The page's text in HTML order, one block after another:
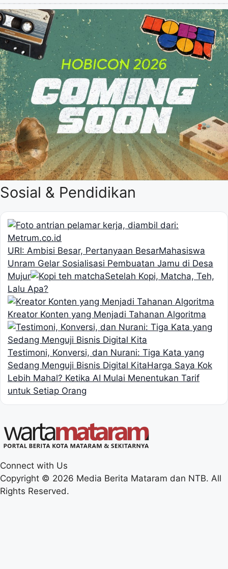
Sosial & Pendidikan
URI: Ambisi Besar, Pertanyaan BesarMahasiswa
Unram Gelar Sosialisasi Pembuatan Jamu di Desa
Mujur
Setelah Kopi, Matcha, Teh,
Lalu Apa?
Kreator Konten yang Menjadi Tahanan Algoritma
Testimoni, Konversi, dan Nurani: Tiga Kata yang
Sedang Menguji Bisnis Digital KitaHarga Saya Kok
Lebih Mahal? Ketika AI Mulai Menentukan Tarif
untuk Setiap Orang
Connect with Us
Copyright © 2026 Media Berita Mataram dan NTB. All
Rights Reserved.